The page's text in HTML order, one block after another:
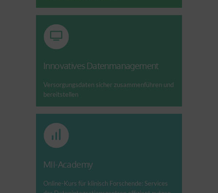
Innovatives Datenmanagement
Versorgungsdaten sicher zusammenführen und
bereitstellen
MII-Academy
Online-Kurs für klinisch Forschende: Services